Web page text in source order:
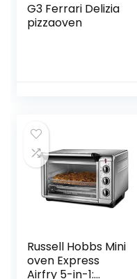
G3 Ferrari Delizia
pizzaoven
Russell Hobbs Mini
oven Express
Airfry 5-in-1: